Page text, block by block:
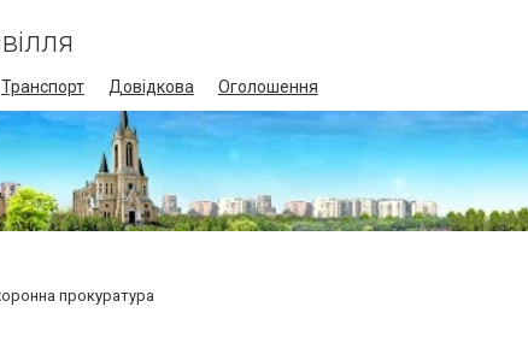
Транспорт Довідкова Оголошення
прокуратура